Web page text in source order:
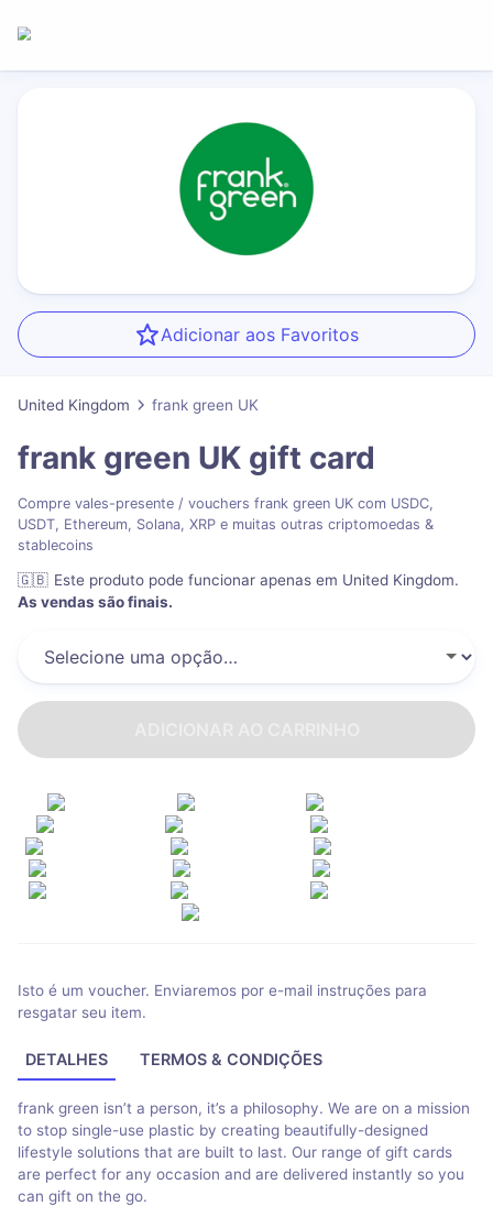
Adicionar aos Favoritos
United Kingdom frank green UK
frank green UK gift card
Compre vales-presente / vouchers frank green UK com USDC,
USDT, Ethereum, Solana, XRP e muitas outras criptomoedas &
stablecoins
🇬🇧 Este produto pode funcionar apenas em United Kingdom.
As vendas são finais.
Isto é um voucher. Enviaremos por e-mail instruções para
resgatar seu item.
DETALHES TERMOS & CONDIÇÕES
frank green isn’t a person, it’s a philosophy. We are on a mission
to stop single-use plastic by creating beautifully-designed
lifestyle solutions that are built to last. Our range of gift cards
are perfect for any occasion and are delivered instantly so you
can gift on the go.